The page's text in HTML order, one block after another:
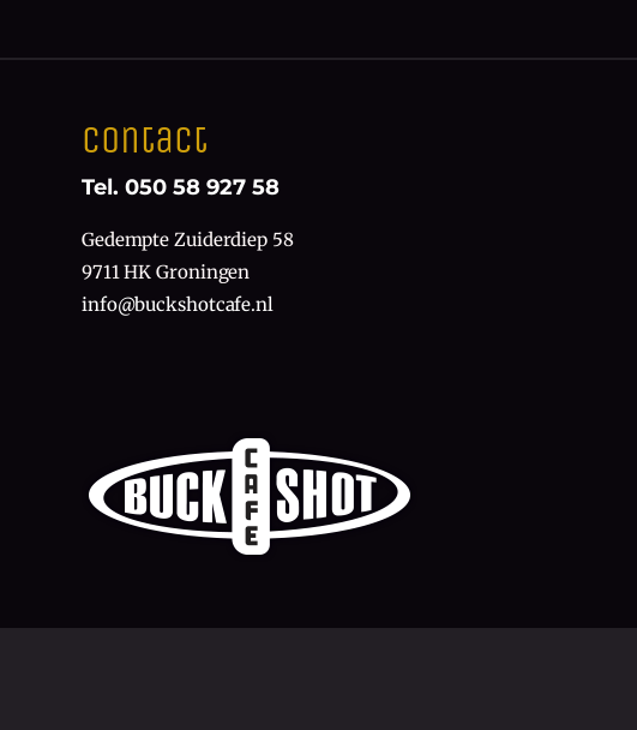
Contact
Tel. 050 58 927 58
Gedempte Zuiderdiep 58
9711 HK Groningen
info@buckshotcafe.nl